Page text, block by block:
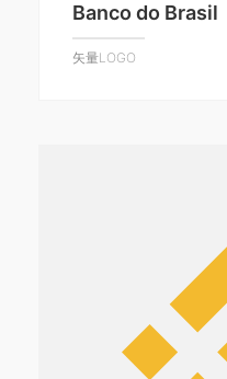
Banco do Brasil
矢量LOGO